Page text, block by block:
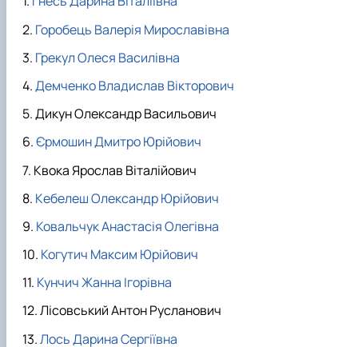
Горобець Валерія Мирославівна
Грекул Олеся Василівна
Демченко Владислав Вікторович
Дикун Олександр Васильович
Єрмошин Дмитро Юрійович
Квока Ярослав Віталійович
Кебелеш Олександр Юрійович
Ковальчук Анастасія Олегівна
Когутич Максим Юрійович
Кунчич Жанна Ігорівна
Лісовський Антон Русланович
Лось Дарина Сергіївна